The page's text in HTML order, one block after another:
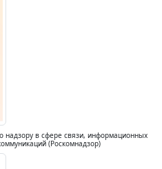
надзору в сфере связи, информационных
(Роскомнадзор)